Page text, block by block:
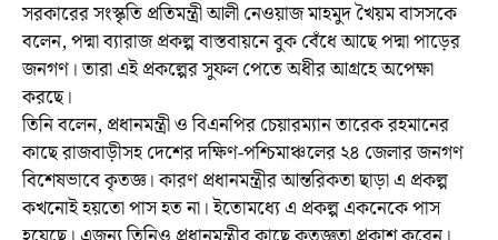
সরকারের সংস্কৃতি প্রতিমন্ত্রী আলী নেওয়াজ মাহমুদ খৈয়ম বাসসকে
বলেন, পদ্মা ব্যারাজ প্রকল্প বাস্তবায়নে বুক বেঁধে আছে পদ্মা পাড়ের
জনগণ। তারা এই প্রকল্পের সুফল পেতে অধীর আগ্রহে অপেক্ষা
করছে।
তিনি বলেন, প্রধানমন্ত্রী ও বিএনপির চেয়ারম্যান তারেক রহমানের
কাছে রাজবাড়ীসহ দেশের দক্ষিণ-পশ্চিমাঞ্চলের ২৪ জেলার জনগণ
বিশেষভাবে কৃতজ্ঞ। কারণ প্রধানমন্ত্রীর আন্তরিকতা ছাড়া এ প্রকল্প
কখনোই হয়তো পাস হত না। ইতোমধ্যে এ প্রকল্প একনেকে পাস